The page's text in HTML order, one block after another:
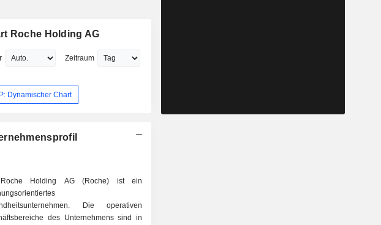
Roche Holding AG
Zeitraum
Dynamischer Chart
Holding AG (Roche) ist ein
Die operativen
des Unternehmens sind in